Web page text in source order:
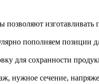
пополняем позиции
для сохранности
нужное сечение,